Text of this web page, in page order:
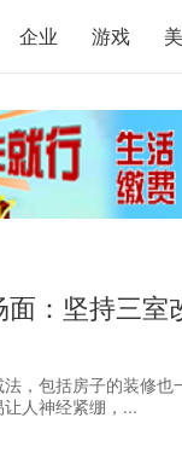
企业 游戏
：坚持三室
，包括房子的装修也
人神经紧绷，...